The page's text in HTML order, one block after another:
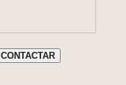
CONTACTAR